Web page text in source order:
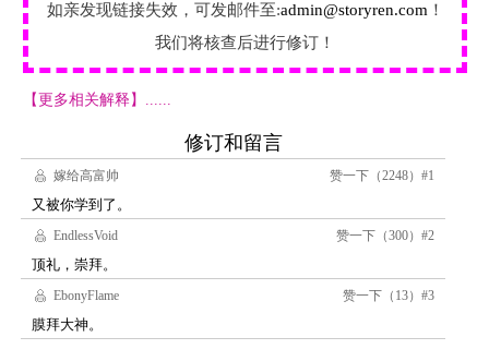
如亲发现链接失效，可发邮件至:admin@storyren.com ！
我们将核查后进行修订！
【更多相关解释】......